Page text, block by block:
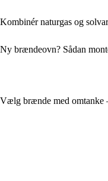
Kombinér naturgas og
Ny brændeovn? Sådan
Vælg brænde med omtanke